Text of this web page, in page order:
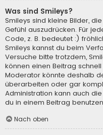
Was sind Smileys?
Smileys sind kleine Bilder,
Gefühl auszudrücken. Für
Code, z. B. bedeutet :)
Smileys kannst du beim
Versuche bitte trotzdem,
können einen Beitrag
Moderator könnte deshalb
überarbeiten oder gar
Administration kann auch
du in einem Beitrag
Nach oben